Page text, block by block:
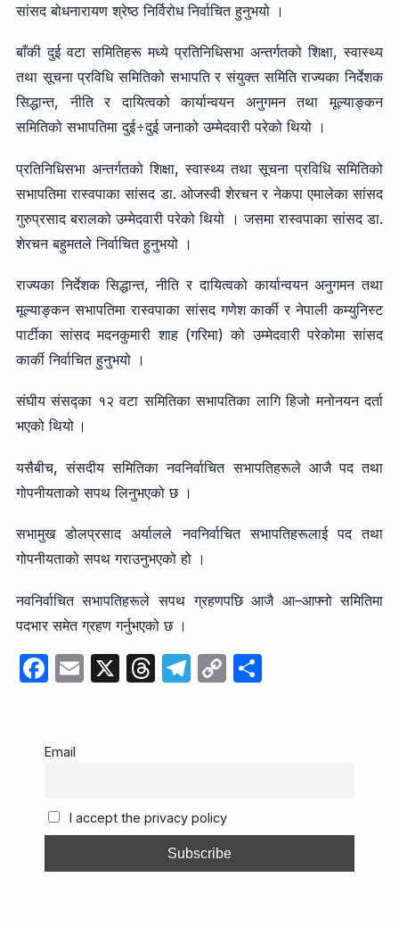
सांसद बोधनारायण श्रेष्ठ निर्विरोध निर्वाचित हुनुभयो ।
बाँकी दुई वटा समितिहरू मध्ये प्रतिनिधिसभा अन्तर्गतको शिक्षा, स्वास्थ्य
तथा सूचना प्रविधि समितिको सभापति र संयुक्त समिति राज्यका निर्देशक
सिद्धान्त, नीति र दायित्वको कार्यान्वयन अनुगमन तथा मूल्याङ्कन
समितिको सभापतिमा दुई÷दुई जनाको उम्मेदवारी परेको थियो ।
प्रतिनिधिसभा अन्तर्गतको शिक्षा, स्वास्थ्य तथा सूचना प्रविधि समितिको
सभापतिमा रास्वपाका सांसद डा. ओजस्वी शेरचन र नेकपा एमालेका सांसद
गुरुप्रसाद बरालको उम्मेदवारी परेको थियो । जसमा रास्वपाका सांसद डा.
शेरचन बहुमतले निर्वाचित हुनुभयो ।
राज्यका निर्देशक सिद्धान्त, नीति र दायित्वको कार्यान्वयन अनुगमन तथा
मूल्याङ्कन सभापतिमा रास्वपाका सांसद गणेश कार्की र नेपाली कम्युनिस्ट
पार्टीका सांसद मदनकुमारी शाह (गरिमा) को उम्मेदवारी परेकोमा सांसद
कार्की निर्वाचित हुनुभयो ।
संघीय संसद्का १२ वटा समितिका सभापतिका लागि हिजो मनोनयन दर्ता
भएको थियो ।
यसैबीच, संसदीय समितिका नवनिर्वाचित सभापतिहरूले आजै पद तथा
गोपनीयताको सपथ लिनुभएको छ ।
सभामुख डोलप्रसाद अर्यालले नवनिर्वाचित सभापतिहरूलाई पद तथा
गोपनीयताको सपथ गराउनुभएको हो ।
नवनिर्वाचित सभापतिहरूले सपथ ग्रहणपछि आजै आ–आफ्नो समितिमा
पदभार समेत ग्रहण गर्नुभएको छ ।
F
e
o
o
k
E X T
s
T
m
C
n
k
S
Email
I accept the privacy policy